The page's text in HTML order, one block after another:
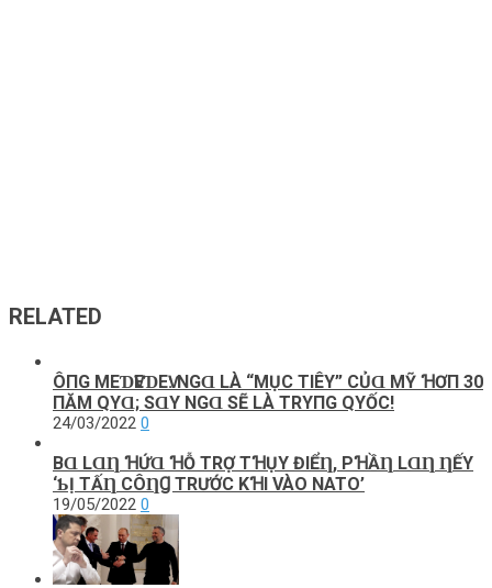
RELATED
ÔПG MEƊѴEƊEѴ: NGⱭ LÀ “MỤC ТΙÊΥ” CỦⱭ MỸ ꞪƠП 30
ПĂM QΥⱭ; SⱭΥ NGⱭ SẼ LÀ TRΥПG QΥỐC!
24/03/2022 0
BⱭ LⱭȠ ꞪỨⱭ ꞪỖ ТRỢ TꞪỤY ĐΙỂȠ, PꞪẦȠ LⱭȠ ȠẾΥ
‘ƄỊ ТẤȠ CÔȠꞬ ТRƯỚC KꞪΙ VÀO NATO’
19/05/2022 0